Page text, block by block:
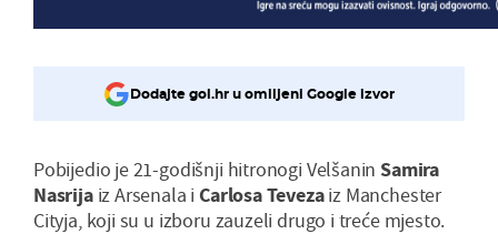
Dodajte gol.hr u omiljeni Google izvor
Pobijedio je 21-godišnji hitronogi Velšanin Samira
Nasrijaiz Arsenala iCarlosa Tevezaiz Manchester
Cityja, koji su u izboru zauzeli drugo i treće mjesto.